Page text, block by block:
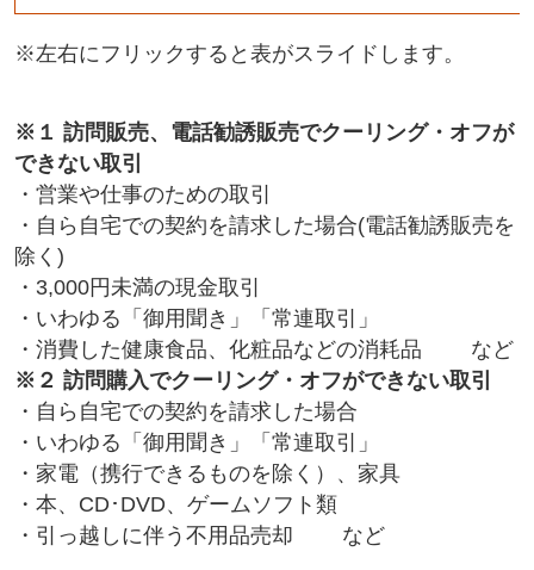
※左右にフリックすると表がスライドします。
※１ 訪問販売、電話勧誘販売でクーリング・オフが
できない取引
・営業や仕事のための取引
・自ら自宅での契約を請求した場合(電話勧誘販売を
除く)
・3,000円未満の現金取引
・いわゆる「御用聞き」「常連取引」
・消費した健康食品、化粧品などの消耗品 など
※２ 訪問購入でクーリング・オフができない取引
・自ら自宅での契約を請求した場合
・いわゆる「御用聞き」「常連取引」
・家電（携行できるものを除く）、家具
・本、CD･DVD、ゲームソフト類
・引っ越しに伴う不用品売却 など